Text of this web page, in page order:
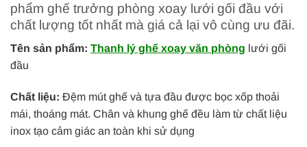
phẩm ghế trưởng phòng xoay lưới gối đầu với
chất lượng tốt nhất mà giá cả lại vô cùng ưu đãi.
Tên sản phẩm: Thanh lý ghế xoay văn phòng lưới gối
đầu
Chất liệu: Đệm mút ghế và tựa đầu được bọc xốp thoải
mái, thoáng mát. Chân và khung ghế đều làm từ chất liệu
inox tạo cảm giác an toàn khi sử dụng